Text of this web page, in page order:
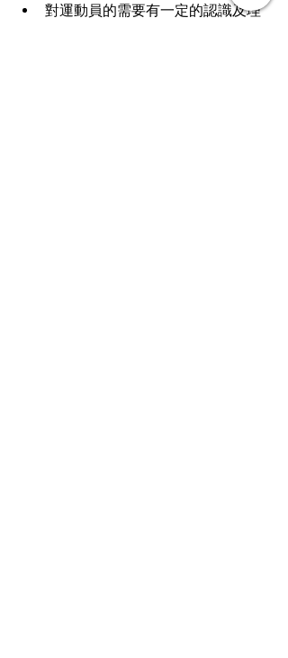
對運動員的需要有一定的認識及理